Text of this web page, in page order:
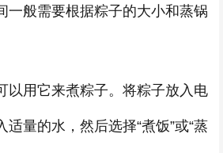
一般需要根据粽子的大小和蒸锅
以用它来煮粽子。将粽子放入电
量的水，然后选择“煮饭”或“蒸